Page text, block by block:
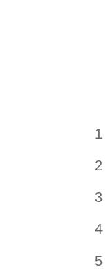
1
2
3
4
5